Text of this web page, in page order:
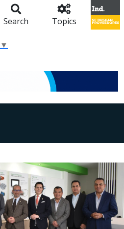
Search Topics
▼